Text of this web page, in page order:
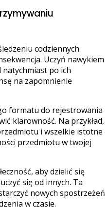
codziennych
Uczyń nawykiem
po ich
na zapomnienie
formatu do rejestrowania
klarowność. Na przykład,
i wszelkie istotne
przedmiotu w twojej
aby dzielić się
się od innych. Ta
nowych spostrzeżeń
w czasie.